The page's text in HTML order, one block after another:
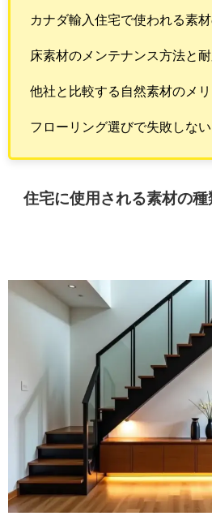
カナダ輸入住宅で使われる素
床素材のメンテナンス方法と
他社と比較する自然素材のメリ
フローリング選びで失敗しな
住宅に使用される素材の種